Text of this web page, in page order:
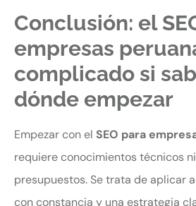
Conclusión: el
empresas
complicado si
dónde empezar
Empezar con el SEO para
requiere conocimientos técnicos
presupuestos. Se trata de aplicar
con constancia y una estrategia